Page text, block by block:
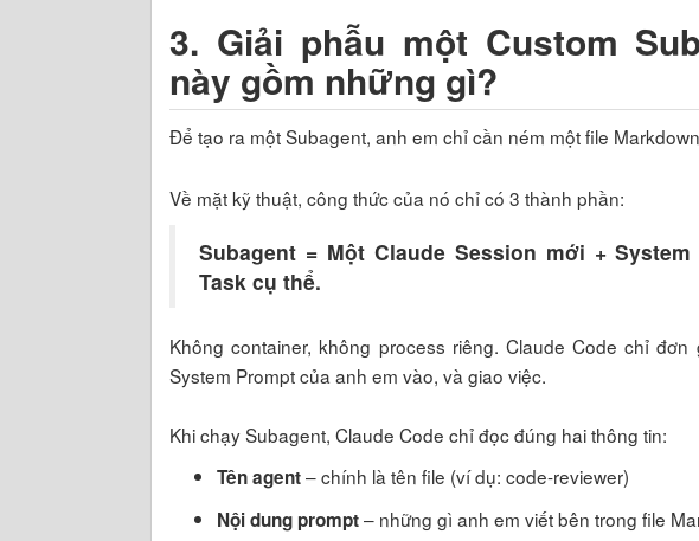
3. Giải phẫu một Custom
này gồm những gì?
Để tạo ra một Subagent, anh em chỉ cần ném một file
Về mặt kỹ thuật, công thức của nó chỉ có 3 thành phần:
Subagent = Một Claude Session mới +
Task cụ thể.
Không container, không process riêng. Claude Code chỉ
System Prompt của anh em vào, và giao việc.
Khi chạy Subagent, Claude Code chỉ đọc đúng hai thông tin:
Tên agent– chính là tên file (ví dụ: code-reviewer)
Nội dung prompt– những gì anh em viết bên trong file